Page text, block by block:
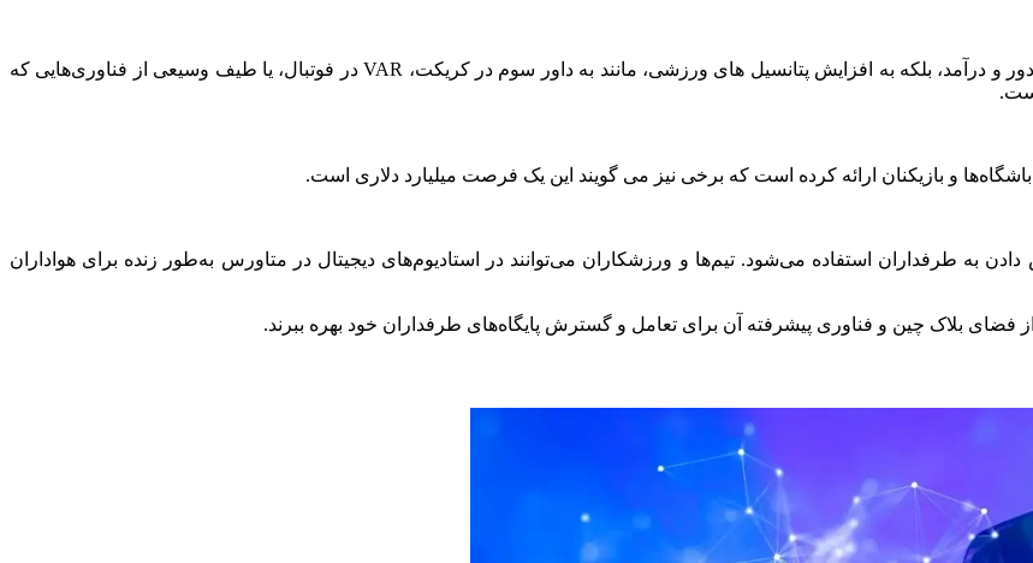
،فناوری نه تنها به ارتباطات راه دور و درآمد، بلکه به افزایش پتانسیل های ورزشی، مانند به داور سوم در کریکت، VAR در فوتبال، یا طیف وسیعی از فناوری‌هایی که
و بازیکنان ارائه کرده است که برخی نیز می گویند این یک فرصت میلیارد دلاری است.
به طرفداران استفاده می‌شود. تیم‌ها و ورزشکاران می‌توانند در استادیوم‌های دیجیتال در متاورس به‌طور زنده برای هواداران
فضای بلاک چین و فناوری پیشرفته آن برای تعامل و گسترش پایگاه‌های طرفداران خود بهره ببرند.